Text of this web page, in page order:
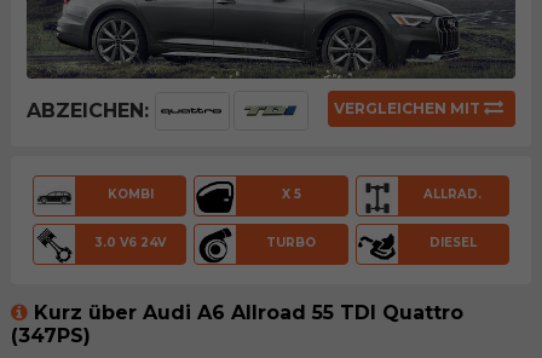
ABZEICHEN: VERGLEICHEN MIT
KOMBI X 5 ALLRAD.
3.0 V6 24V TURBO DIESEL
Kurz über Audi A6 Allroad 55 TDI Quattro
(347PS)